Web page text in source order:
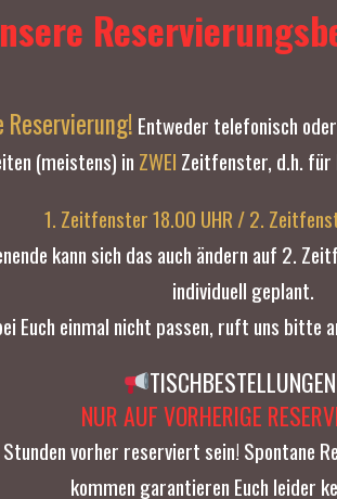
Entweder telefonisch
(meistens) in ZWEI Zeitfenster, d.h. für
1. Zeitfenster 18.00 UHR / 2.
kann sich das auch ändern auf 2.
individuell geplant.
Euch einmal nicht passen, ruft uns bitte
TISCHBESTELLUNGEN
NUR AUF VORHERIGE
vorher reserviert sein! Spontane
kommen garantieren Euch leider